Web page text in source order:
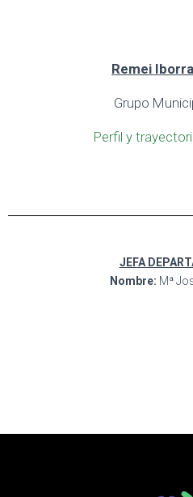
Remei
Grupo
Perfil y
JEFA
Nombre: Mª